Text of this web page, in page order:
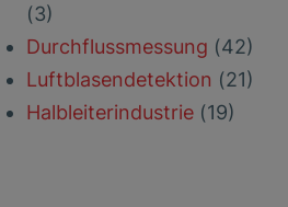
(3)
Durchflussmessung (42)
Luftblasendetektion (21)
Halbleiterindustrie (19)